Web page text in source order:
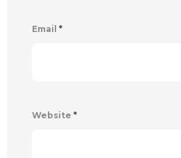
Email *
Website *